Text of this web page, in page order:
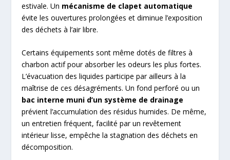
estivale. Un mécanisme de clapet automatique
évite les ouvertures prolongées et diminue l’exposition
des déchets à l’air libre.
Certains équipements sont même dotés de filtres à
charbon actif pour absorber les odeurs les plus fortes.
L’évacuation des liquides participe par ailleurs à la
maîtrise de ces désagréments. Un fond perforé ou un
bac interne muni d’un système de drainage
prévient l’accumulation des résidus humides. De même,
un entretien fréquent, facilité par un revêtement
intérieur lisse, empêche la stagnation des déchets en
décomposition.